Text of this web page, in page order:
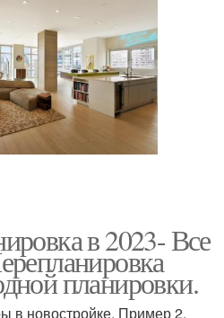
в 2023- Все
планировки.
в новостройке. Пример 2.